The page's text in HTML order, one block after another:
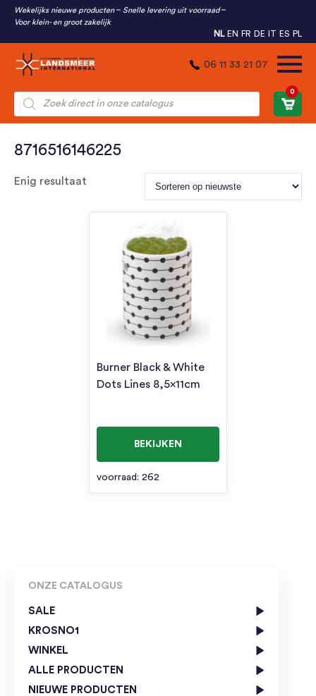
Wekelijks nieuwe producten
Snelle levering uit voorraad
Voor klein- en groot zakelijk
NL EN FR DE IT ES PL
06 11 33 21 07
Producten
zoeken
0
ONZE CATALOGUS
SALE
KROSNO1
WINKEL
ALLE PRODUCTEN
NIEUWE PRODUCTEN
8716516146225
Enig resultaat
Burner Black & White
Dots Lines 8,5x11cm
BEKIJKEN
voorraad: 262